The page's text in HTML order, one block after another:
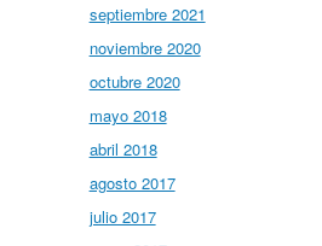
septiembre 2021
noviembre 2020
octubre 2020
mayo 2018
abril 2018
agosto 2017
julio 2017